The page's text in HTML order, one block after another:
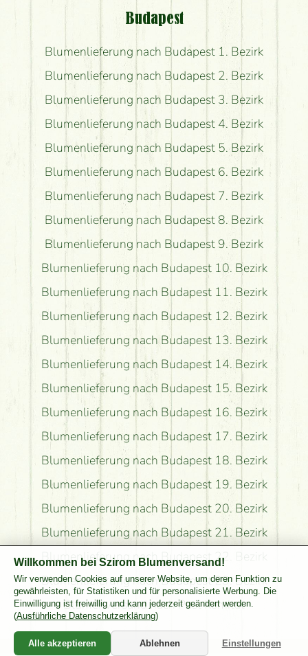
Budapest
Blumenlieferung nach Budapest 1. Bezirk
Blumenlieferung nach Budapest 2. Bezirk
Blumenlieferung nach Budapest 3. Bezirk
Blumenlieferung nach Budapest 4. Bezirk
Blumenlieferung nach Budapest 5. Bezirk
Blumenlieferung nach Budapest 6. Bezirk
Blumenlieferung nach Budapest 7. Bezirk
Blumenlieferung nach Budapest 8. Bezirk
Blumenlieferung nach Budapest 9. Bezirk
Blumenlieferung nach Budapest 10. Bezirk
Blumenlieferung nach Budapest 11. Bezirk
Blumenlieferung nach Budapest 12. Bezirk
Blumenlieferung nach Budapest 13. Bezirk
Blumenlieferung nach Budapest 14. Bezirk
Blumenlieferung nach Budapest 15. Bezirk
Blumenlieferung nach Budapest 16. Bezirk
Blumenlieferung nach Budapest 17. Bezirk
Blumenlieferung nach Budapest 18. Bezirk
Blumenlieferung nach Budapest 19. Bezirk
Blumenlieferung nach Budapest 20. Bezirk
Blumenlieferung nach Budapest 21. Bezirk
Blumenlieferung nach Budapest 22. Bezirk
Blumenlieferung nach Budapest 23. Bezirk
Blumenversand nach Pest Komitat
Willkommen bei Szirom Blumenversand!
Wir verwenden Cookies auf unserer Website, um deren Funktion zu
gewährleisten, für Statistiken und für personalisierte Werbung. Die
Einwilligung ist freiwillig und kann jederzeit geändert werden.
(Ausführliche Datenschutzerklärung)
Alle akzeptieren Ablehnen Einstellungen